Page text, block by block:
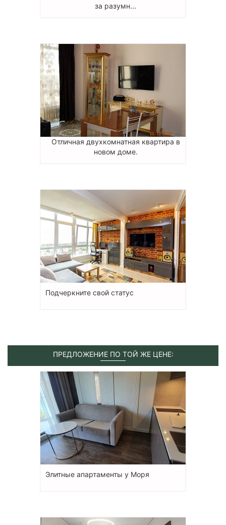
за разумн...
Отличная двухкомнатная квартира в
новом доме.
Подчеркните свой статус
ПРЕДЛОЖЕНИЕ ПО ТОЙ ЖЕ ЦЕНЕ:
Элитные апартаменты у Моря